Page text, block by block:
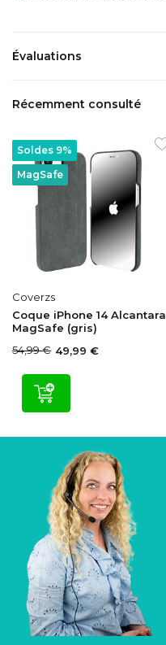
Évaluations
Récemment consulté
MagSafe
Soldes 9%
Coverzs
Coque iPhone 14 Alcantara
MagSafe (gris)
54,99 € 49,99 €